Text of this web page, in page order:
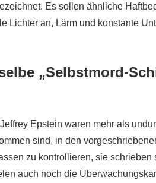
Es sollen ähnliche
Lichter an, Lärm und konstante
„Selbstmord-
Epstein waren mehr als
sind, in den
zu kontrollieren, sie schrieben
auch noch die